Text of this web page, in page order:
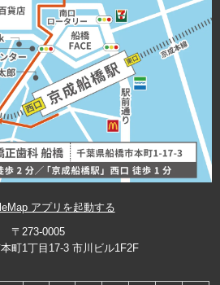
アプリを起動する
〒273-0005
町1丁目17-3 市川ビル1F2F